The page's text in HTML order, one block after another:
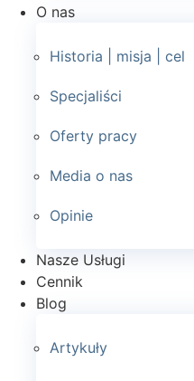
O nas
Historia | misja | cel
Specjaliści
Oferty pracy
Media o nas
Opinie
Nasze Usługi
Cennik
Blog
Artykuły